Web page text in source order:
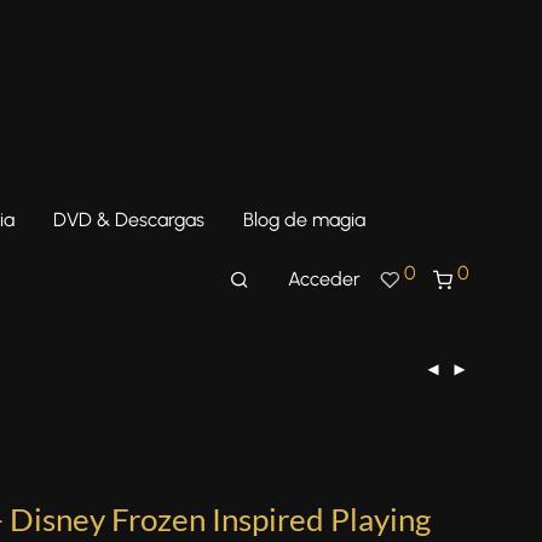
DVD & Descargas Blog de magia
Acceder 0 0
Disney Frozen Inspired Playing